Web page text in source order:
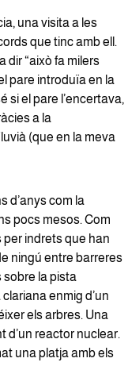
una visita a les
que tinc amb ell.
dir “això fa milers
pare introduïa en la
si el pare l’encertava,
a la
(que en la meva
d’anys com la
pocs mesos. Com
per indrets que han
ningú entre barreres
sobre la pista
enmig d’un
els arbres. Una
d’un reactor nuclear.
una platja amb els